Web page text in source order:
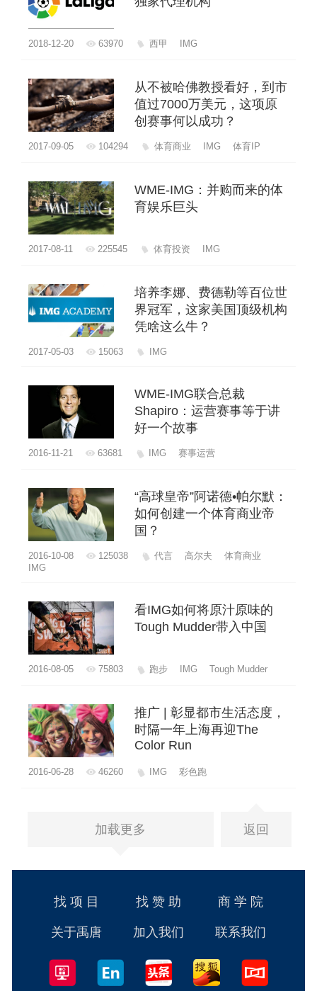
2018-12-20 63970 西甲 IMG
从不被哈佛教授看好，到市
值过7000万美元，这项原
创赛事何以成功？
2017-09-05 104294 体育商业 IMG 体育IP
WME-IMG：并购而来的体
育娱乐巨头
2017-08-11 225545 体育投资 IMG
培养李娜、费德勒等百位世
界冠军，这家美国顶级机构
凭啥这么牛？
2017-05-03 15063 IMG
WME-IMG联合总裁
Shapiro：运营赛事等于讲
好一个故事
2016-11-21 63681 IMG 赛事运营
“高球皇帝”阿诺德•帕尔默：
如何创建一个体育商业帝
国？
2016-10-08 125038 代言 高尔夫
体育商业
IMG
看IMG如何将原汁原味的
Tough Mudder带入中国
2016-08-05 75803 跑步 IMG Tough Mudder
推广 | 彰显都市生活态度，
时隔一年上海再迎The
Color Run
2016-06-28 46260 IMG 彩色跑
加载更多 返回
找 项 目
关于禹唐
找 赞 助
加入我们
商 学 院
联系我们